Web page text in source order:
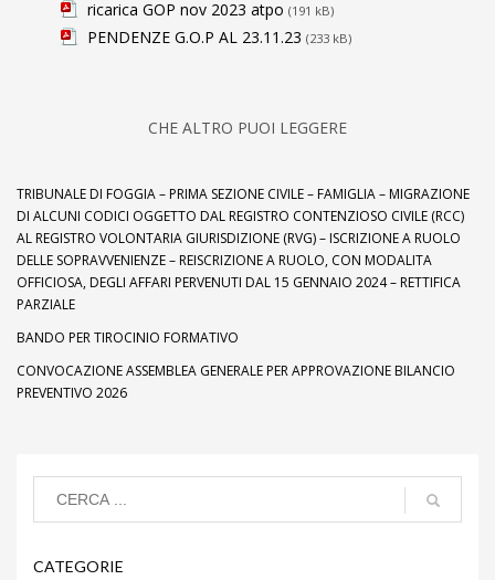
ricarica GOP nov 2023 atpo (191 kB)
PENDENZE G.O.P AL 23.11.23 (233 kB)
CHE ALTRO PUOI LEGGERE
TRIBUNALE DI FOGGIA – PRIMA SEZIONE CIVILE – FAMIGLIA – MIGRAZIONE
DI ALCUNI CODICI OGGETTO DAL REGISTRO CONTENZIOSO CIVILE (RCC)
AL REGISTRO VOLONTARIA GIURISDIZIONE (RVG) – ISCRIZIONE A RUOLO
DELLE SOPRAVVENIENZE – REISCRIZIONE A RUOLO, CON MODALITA
OFFICIOSA, DEGLI AFFARI PERVENUTI DAL 15 GENNAIO 2024 – RETTIFICA
PARZIALE
BANDO PER TIROCINIO FORMATIVO
CONVOCAZIONE ASSEMBLEA GENERALE PER APPROVAZIONE BILANCIO
PREVENTIVO 2026
CATEGORIE